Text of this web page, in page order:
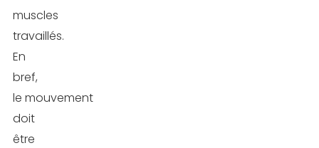
muscles
travaillés.
En
bref,
le mouvement
doit
être